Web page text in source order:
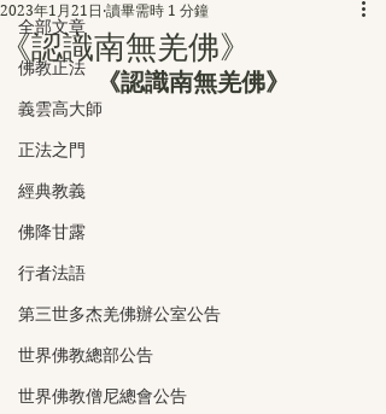
全部文章
佛教正法
義雲高大師
正法之門
經典教義
佛降甘露
行者法語
第三世多杰羌佛辦公室公告
世界佛教總部公告
世界佛教僧尼總會公告
《認識南無羌佛》
2023年1月21日 讀畢需時 1 分鐘
《認識南無羌佛》